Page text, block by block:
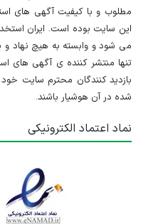
مطلوب و با کیفیت آگهی های
این سایت بوده است. ایران
می شود و وابسته به هیچ نهاد و
تنها منتشر کننده ی آگهی های
بازدید کنندگان محترم سایت
شده در آن هوشیار باشند.
نماد اعتماد الکترونیکی